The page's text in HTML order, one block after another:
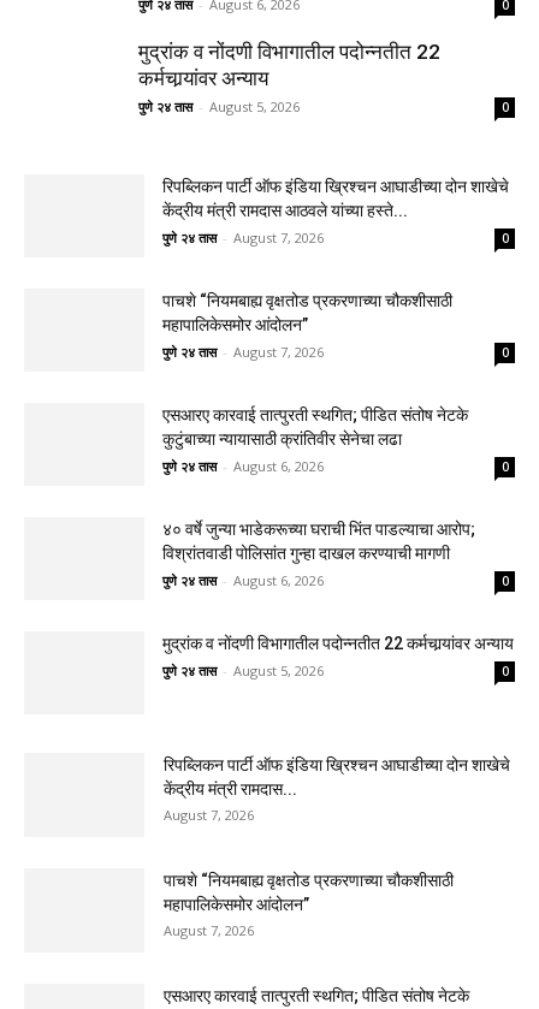
पुणे २४ तास - August 6, 2026 0
मुद्रांक व नोंदणी विभागातील पदोन्नतीत 22
कर्मचार्‍यांवर अन्याय
पुणे २४ तास - August 5, 2026 0
रिपब्लिकन पार्टी ऑफ इंडिया ख्रिश्चन आघाडीच्या दोन शाखेचे
केंद्रीय मंत्री रामदास आठवले यांच्या हस्ते...
पुणे २४ तास - August 7, 2026 0
पाचशे “नियमबाह्य वृक्षतोड प्रकरणाच्या चौकशीसाठी
महापालिकेसमोर आंदोलन”
पुणे २४ तास - August 7, 2026 0
एसआरए कारवाई तात्पुरती स्थगित; पीडित संतोष नेटके
कुटुंबाच्या न्यायासाठी क्रांतिवीर सेनेचा लढा
पुणे २४ तास - August 6, 2026 0
४० वर्षे जुन्या भाडेकरूच्या घराची भिंत पाडल्याचा आरोप;
विश्रांतवाडी पोलिसांत गुन्हा दाखल करण्याची मागणी
पुणे २४ तास - August 6, 2026 0
मुद्रांक व नोंदणी विभागातील पदोन्नतीत 22 कर्मचार्‍यांवर अन्याय
पुणे २४ तास - August 5, 2026 0
रिपब्लिकन पार्टी ऑफ इंडिया ख्रिश्चन आघाडीच्या दोन शाखेचे
केंद्रीय मंत्री रामदास...
August 7, 2026
पाचशे “नियमबाह्य वृक्षतोड प्रकरणाच्या चौकशीसाठी
महापालिकेसमोर आंदोलन”
August 7, 2026
एसआरए कारवाई तात्पुरती स्थगित; पीडित संतोष नेटके